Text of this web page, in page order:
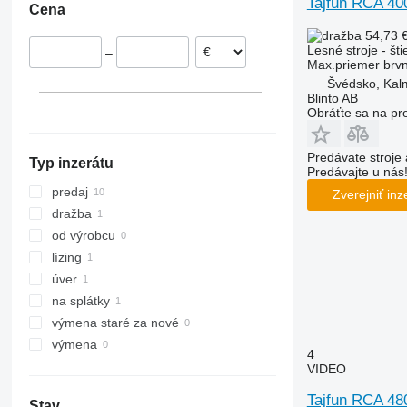
Švédsko
Rumunsko
Cena
–
Typ inzerátu
predaj
dražba
od výrobcu
lízing
úver
na splátky
výmena staré za nové
výmena
54,73
Lesné stroje -
Max.priemer
Švédsko,
Blinto AB
Obráťte sa na
Predávate stroje
Predávajte u nás!
Zverejniť
4
VIDEO
Tajfun RCA